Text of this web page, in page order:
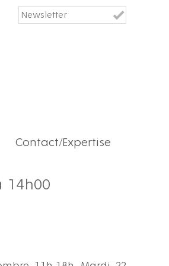
Contact/Expertise
14h00